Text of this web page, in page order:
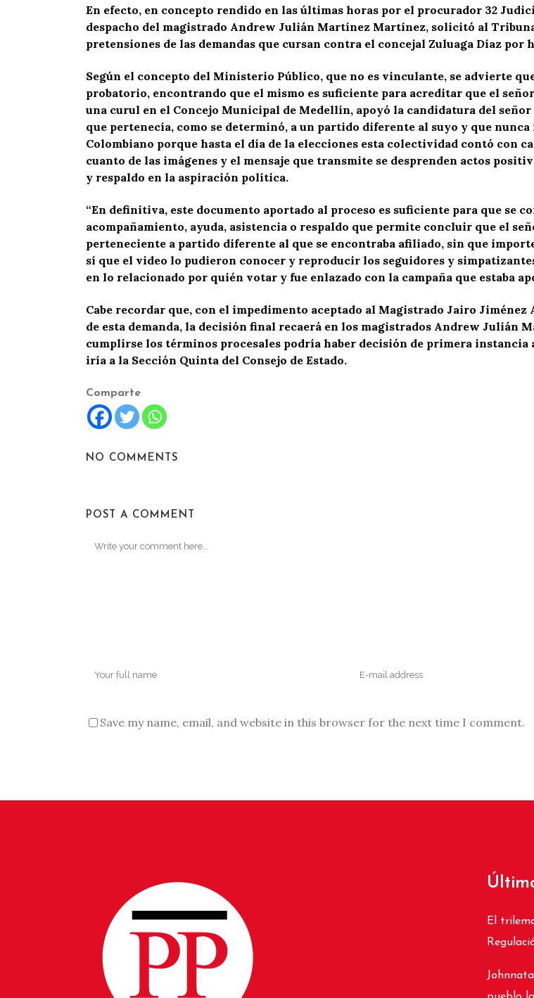
En efecto, en concepto rendido en las últimas horas por el procurador 32
despacho del magistrado Andrew Julián Martínez Martínez, solicitó al
pretensiones de las demandas que cursan contra el concejal Zuluaga Díaz
Según el concepto del Ministerio Público, que no es vinculante, se advierte
probatorio, encontrando que el mismo es suficiente para acreditar que el
una curul en el Concejo Municipal de Medellín, apoyó la candidatura del
que pertenecía, como se determinó, a un partido diferente al suyo y que
Colombiano porque hasta el día de la elecciones esta colectividad contó con
cuanto de las imágenes y el mensaje que transmite se desprenden actos
y respaldo en la aspiración política.
“En definitiva, este documento aportado al proceso es suficiente para que se
acompañamiento, ayuda, asistencia o respaldo que permite concluir que el
perteneciente a partido diferente al que se encontraba afiliado, sin que
sí que el video lo pudieron conocer y reproducir los seguidores y
en lo relacionado por quién votar y fue enlazado con la campaña que estaba
Cabe recordar que, con el impedimento aceptado al Magistrado Jairo
de esta demanda, la decisión final recaerá en los magistrados Andrew Julián
cumplirse los términos procesales podría haber decisión de primera instancia
iría a la Sección Quinta del Consejo de Estado.
Comparte
NO COMMENTS
POST A COMMENT
Save my name, email, and website in this browser for the next time I comment.
El